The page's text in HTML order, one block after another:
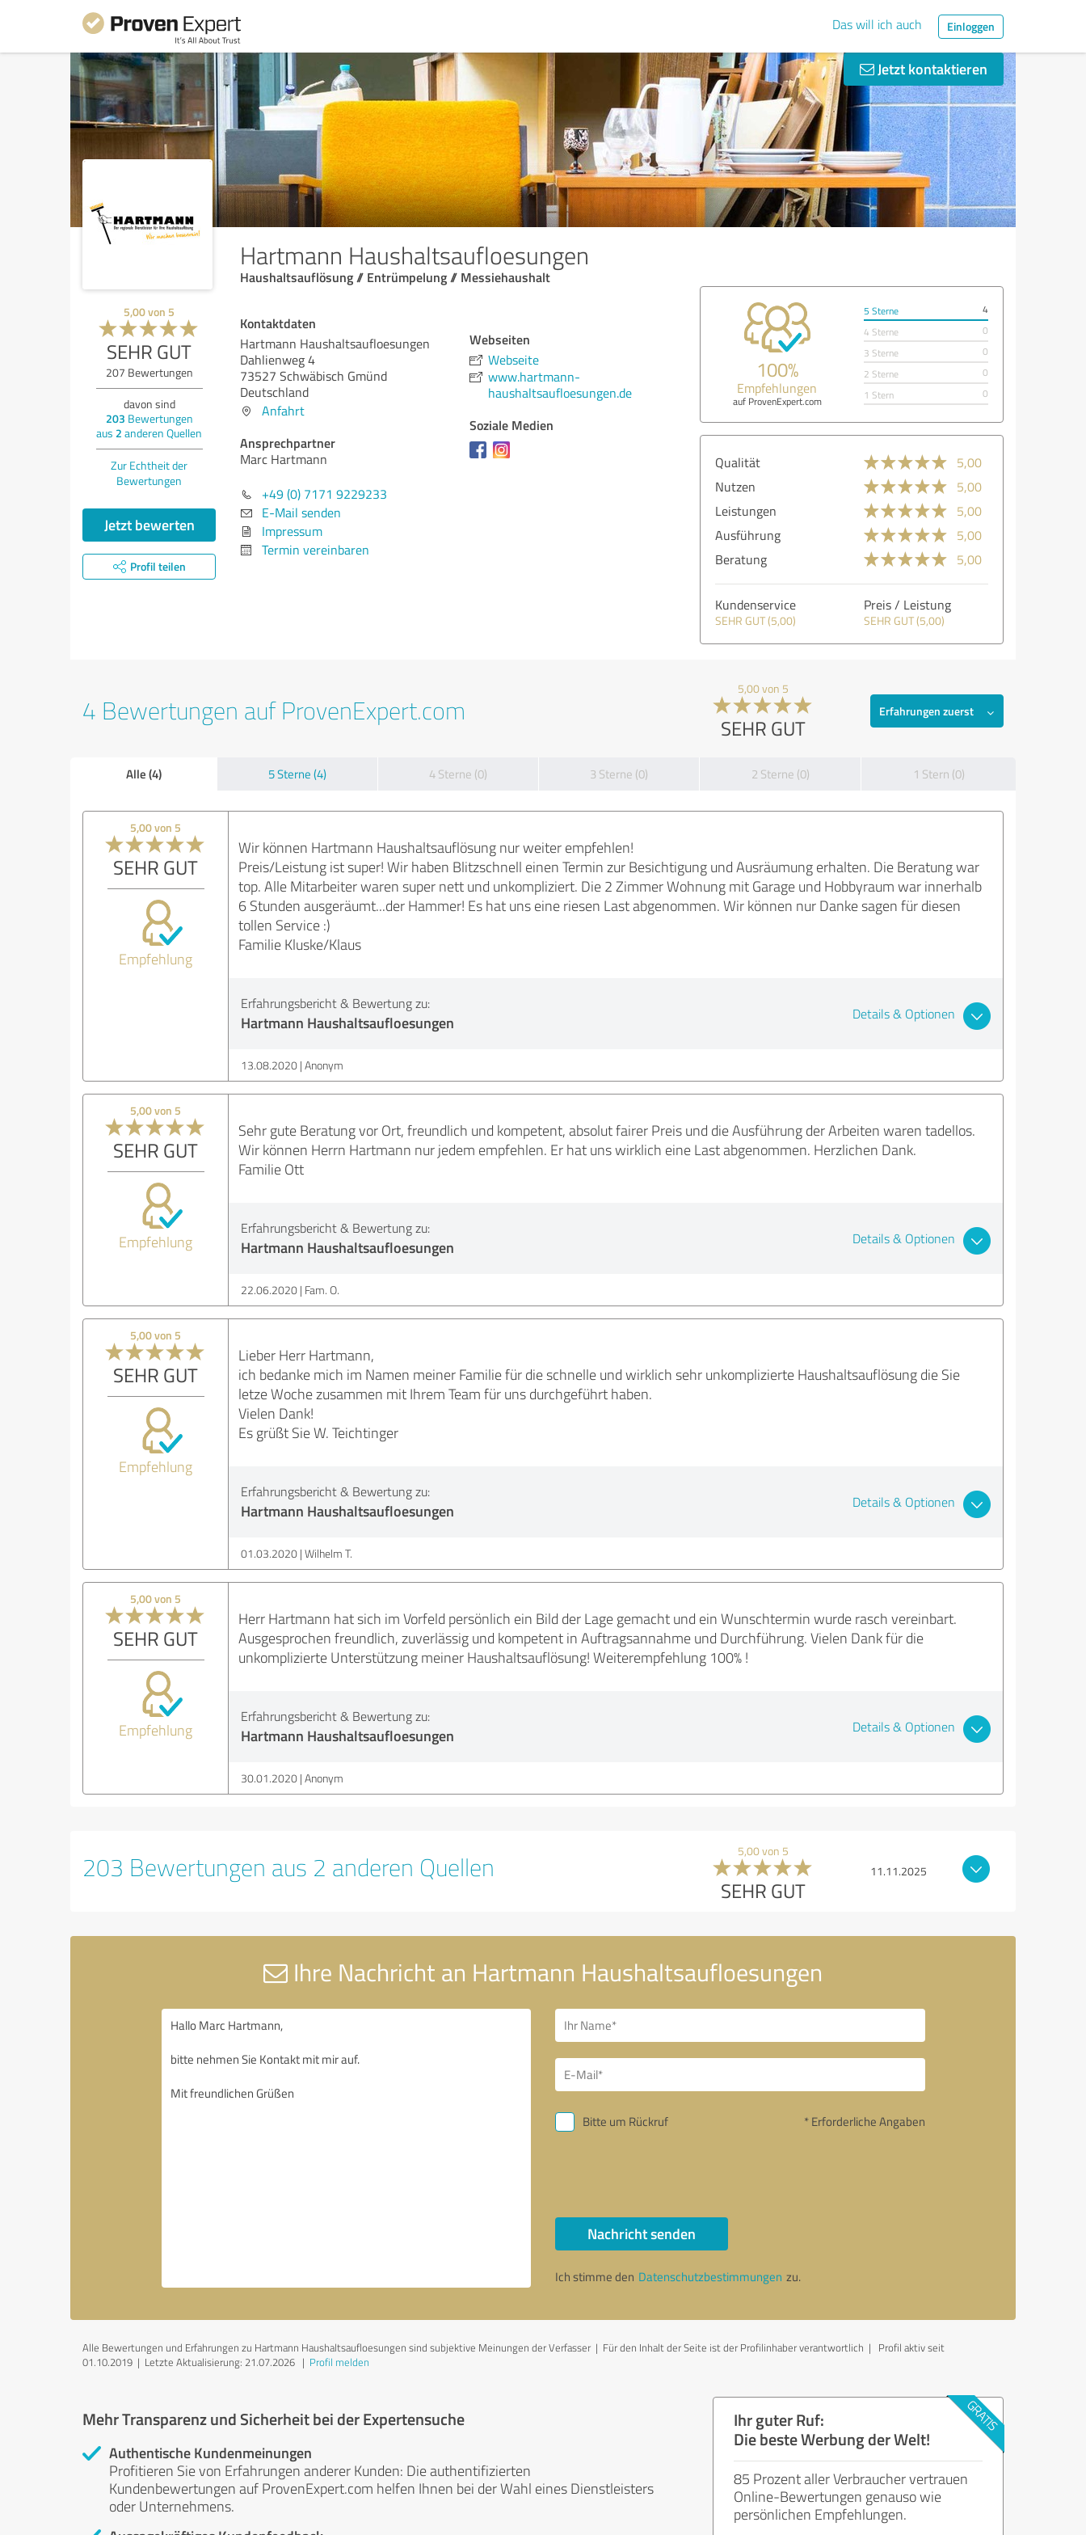
Das will ich auch Einloggen
Jetzt kontaktieren
Hartmann Haushaltsaufloesungen
Haushaltsauflösung // Entrümpelung // Messiehaushalt
5,00von 5
SEHR GUT
207 Bewertungen
davon sind
203 Bewertungen
aus 2 anderen Quellen
Zur Echtheit der
Bewertungen
Jetzt bewerten
Profil teilen
Kontaktdaten
Hartmann Haushaltsaufloesungen
Dahlienweg 4
73527 Schwäbisch Gmünd
Deutschland
Anfahrt
Ansprechpartner
Marc Hartmann
+49 (0) 7171 9229233
E-Mail senden
Impressum
Termin vereinbaren
Webseiten
Webseite
www.hartmann-
haushaltsaufloesungen.de
Soziale Medien
100%
Empfehlungen
auf ProvenExpert.com
5 Sterne
4
4 Sterne
0
3 Sterne
0
2 Sterne
0
1 Stern
0
Qualität
5,00
Nutzen
5,00
Leistungen
5,00
Ausführung
5,00
Beratung
5,00
Kundenservice
SEHR GUT (5,00)
Preis / Leistung
SEHR GUT (5,00)
4 Bewertungen auf ProvenExpert.com
5,00 von 5
SEHR GUT
Erfahrungen zuerst
Alle (4) 5 Sterne (4) 4 Sterne (0) 3 Sterne (0) 2 Sterne (0) 1 Stern (0)
5,00 von 5
SEHR GUT
Empfehlung
Wir können Hartmann Haushaltsauflösung nur weiter empfehlen!
Preis/Leistung ist super! Wir haben Blitzschnell einen Termin zur Besichtigung und Ausräumung erhalten. Die Beratung war
top. Alle Mitarbeiter waren super nett und unkompliziert. Die 2 Zimmer Wohnung mit Garage und Hobbyraum war innerhalb
6 Stunden ausgeräumt...der Hammer! Es hat uns eine riesen Last abgenommen. Wir können nur Danke sagen für diesen
tollen Service :)
Familie Kluske/Klaus
Erfahrungsbericht & Bewertung zu:
Hartmann Haushaltsaufloesungen Details & Optionen
13.08.2020 Anonym
5,00 von 5
SEHR GUT
Empfehlung
Sehr gute Beratung vor Ort, freundlich und kompetent, absolut fairer Preis und die Ausführung der Arbeiten waren tadellos.
Wir können Herrn Hartmann nur jedem empfehlen. Er hat uns wirklich eine Last abgenommen. Herzlichen Dank.
Familie Ott
Erfahrungsbericht & Bewertung zu:
Hartmann Haushaltsaufloesungen Details & Optionen
22.06.2020 Fam. O.
5,00 von 5
SEHR GUT
Empfehlung
Lieber Herr Hartmann,
ich bedanke mich im Namen meiner Familie für die schnelle und wirklich sehr unkomplizierte Haushaltsauflösung die Sie
letze Woche zusammen mit Ihrem Team für uns durchgeführt haben.
Vielen Dank!
Es grüßt Sie W. Teichtinger
Erfahrungsbericht & Bewertung zu:
Hartmann Haushaltsaufloesungen Details & Optionen
01.03.2020 Wilhelm T.
5,00 von 5
SEHR GUT
Empfehlung
Herr Hartmann hat sich im Vorfeld persönlich ein Bild der Lage gemacht und ein Wunschtermin wurde rasch vereinbart.
Ausgesprochen freundlich, zuverlässig und kompetent in Auftragsannahme und Durchführung. Vielen Dank für die
unkomplizierte Unterstützung meiner Haushaltsauflösung! Weiterempfehlung 100% !
Erfahrungsbericht & Bewertung zu:
Hartmann Haushaltsaufloesungen Details & Optionen
30.01.2020 Anonym
203 Bewertungen aus 2 anderen Quellen 5,00 von 5
SEHR GUT
11.11.2025
Ihre Nachricht an Hartmann Haushaltsaufloesungen
Bitte um Rückruf * Erforderliche Angaben
Nachricht senden
Ich stimme den Datenschutzbestimmungen zu.
Alle Bewertungen und Erfahrungen zu Hartmann Haushaltsaufloesungen sind subjektive Meinungen der Verfasser | Für den Inhalt der Seite ist der Profilinhaber verantwortlich | Profil aktiv seit
01.10.2019 | Letzte Aktualisierung: 21.07.2026 | Profil melden
Mehr Transparenz und Sicherheit bei der Expertensuche
Authentische Kundenmeinungen
Profitieren Sie von Erfahrungen anderer Kunden: Die authentifizierten
Kundenbewertungen auf ProvenExpert.com helfen Ihnen bei der Wahl eines Dienstleisters
oder Unternehmens.
Ihr guter Ruf:
Die beste Werbung der Welt!
85 Prozent aller Verbraucher vertrauen
Online-Bewertungen genauso wie
persönlichen Empfehlungen.